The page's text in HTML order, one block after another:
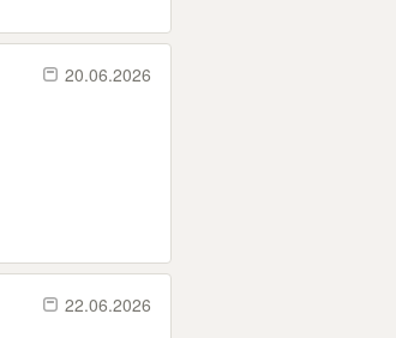
20.06.2026
22.06.2026